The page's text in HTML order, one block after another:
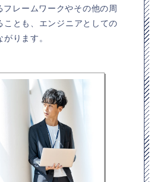
レームワークやその他の周
とも、エンジニアとしての
ります。